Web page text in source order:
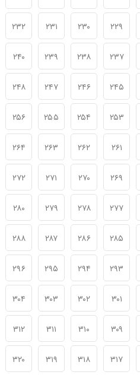
۲۲۹ ۲۳۰ ۲۳۱ ۲۳۲
۲۳۷ ۲۳۸ ۲۳۹ ۲۴۰
۲۴۵ ۲۴۶ ۲۴۷ ۲۴۸
۲۵۳ ۲۵۴ ۲۵۵ ۲۵۶
۲۶۱ ۲۶۲ ۲۶۳ ۲۶۴
۲۶۹ ۲۷۰ ۲۷۱ ۲۷۲
۲۷۷ ۲۷۸ ۲۷۹ ۲۸۰
۲۸۵ ۲۸۶ ۲۸۷ ۲۸۸
۲۹۳ ۲۹۴ ۲۹۵ ۲۹۶
۳۰۱ ۳۰۲ ۳۰۳ ۳۰۴
۳۰۹ ۳۱۰ ۳۱۱ ۳۱۲
۳۱۷ ۳۱۸ ۳۱۹ ۳۲۰